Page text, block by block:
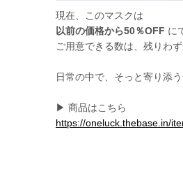
現在、このマスクは
以前の価格から50％OFF に
ご用意できる数は、残りわず
日常の中で、そっと寄り添う
▶ 商品はこちら
https://oneluck.thebase.in/